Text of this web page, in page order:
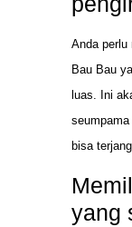
Anda perlu
Bau Bau
luas. Ini
bisa
yang